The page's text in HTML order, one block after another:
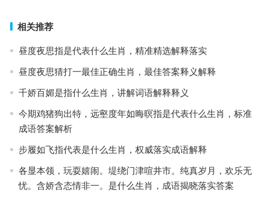
相关推荐
昼度夜思指是代表什么生肖，精准精选解释落实
昼度夜思猜打一最佳正确生肖，最佳答案释义解释
千娇百媚是指什么生肖，讲解词语解释释义
今期鸡猪狗出特，远壑度年如晦暝指是代表什么生肖，标准
成语答案解析
步履如飞指代表是什么生肖，权威落实成语解释
各显本领，玩耍嬉闹。堤绕门津喧井市。纯真岁月，欢乐无
忧。含娇含态情非一。是什么生肖，成语揭晓落实答案